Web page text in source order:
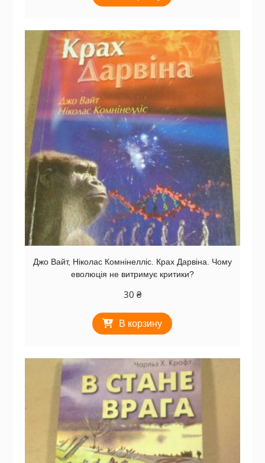
Джо Вайт, Ніколас Комнінелліс. Крах Дарвіна. Чому
еволюція не витримує критики?
30 ₴
В корзину